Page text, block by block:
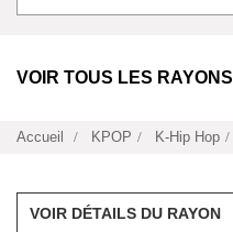
VOIR TOUS LES RAYONS
Accueil KPOP K-Hip Hop
VOIR DÉTAILS DU RAYON